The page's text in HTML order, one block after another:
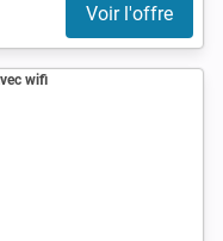
Voir l'offre